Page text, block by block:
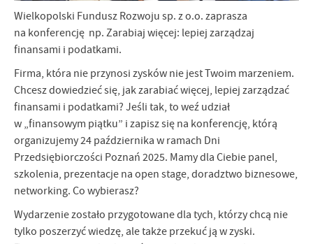
Wielkopolski Fundusz Rozwoju sp. z o.o. zaprasza
na konferencję np. Zarabiaj więcej: lepiej zarządzaj
finansami i podatkami.
Firma, która nie przynosi zysków nie jest Twoim marzeniem.
Chcesz dowiedzieć się, jak zarabiać więcej, lepiej zarządzać
finansami i podatkami? Jeśli tak, to weź udział
w „finansowym piątku” i zapisz się na konferencję, którą
organizujemy 24 października w ramach Dni
Przedsiębiorczości Poznań 2025. Mamy dla Ciebie panel,
szkolenia, prezentacje na open stage, doradztwo biznesowe,
networking. Co wybierasz?
Wydarzenie zostało przygotowane dla tych, którzy chcą nie
tylko poszerzyć wiedzę, ale także przekuć ją w zyski.